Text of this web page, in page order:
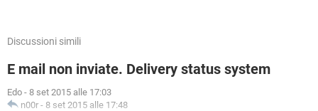
Discussioni simili
E mail non inviate. Delivery status system
Edo - 8 set 2015 alle 17:03
n00r - 8 set 2015 alle 17:48